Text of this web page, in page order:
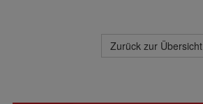
Zurück zur Übersicht